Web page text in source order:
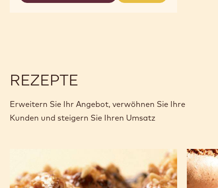
REZEPTE
Erweitern Sie Ihr Angebot, verwöhnen Sie Ihre
Kunden und steigern Sie Ihren Umsatz
Kleingebäck
mit
dunkle-